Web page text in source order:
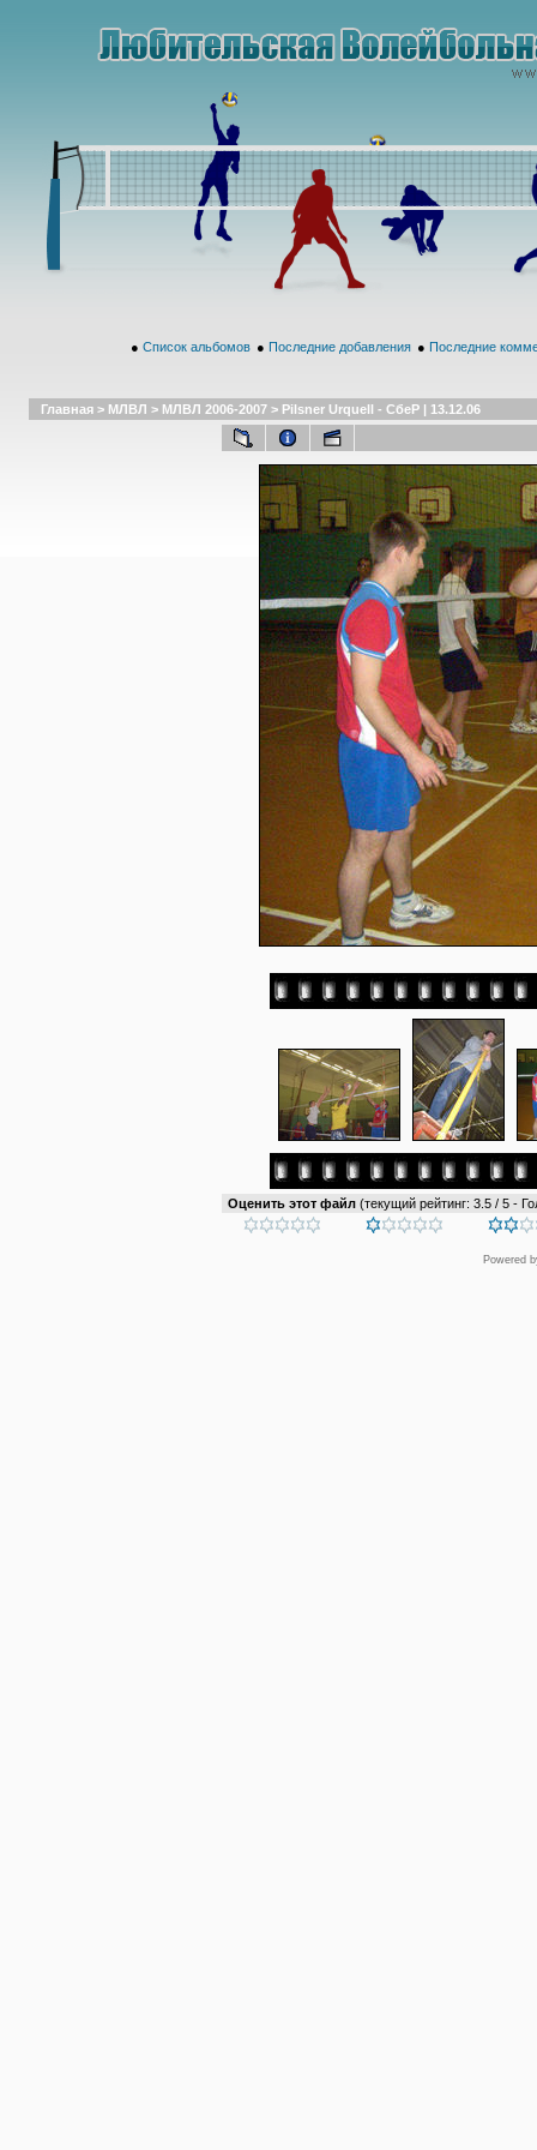
● Список альбомов ● Последние добавления ● Последние
Главная > МЛВЛ > МЛВЛ 2006-2007 > Pilsner Urquell - СбеР | 13.12.06
Оценить этот файл (текущий рейтинг: 3.5 / 5 -
Powered